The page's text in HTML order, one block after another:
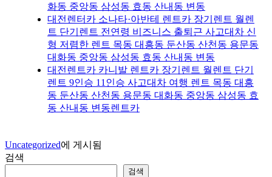
화동 중앙동 삼성동 효동 산내동 변동
대전렌터카 소나타·아반테 렌트카 장기렌트 월렌
트 단기렌트 전연령 비즈니스 출퇴근 사고대차 신
형 저렴한 렌트 목동 대흥동 둔산동 산천동 용문동
대화동 중앙동 삼성동 효동 산내동 변동
대전렌트카 카니발 렌트카 장기렌트 월렌트 단기
렌트 9인승 11인승 사고대차 여행 렌트 목동 대흥
동 둔산동 산천동 용문동 대화동 중앙동 삼성동 효
동 산내동 변동렌트카
Uncategorized에 게시됨
검색
검색